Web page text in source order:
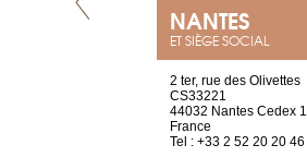
NANTES
ET SIÈGE SOCIAL
2 ter, rue des Olivettes
CS33221
44032 Nantes Cedex 1
France
Tel : +33 2 52 20 20 46